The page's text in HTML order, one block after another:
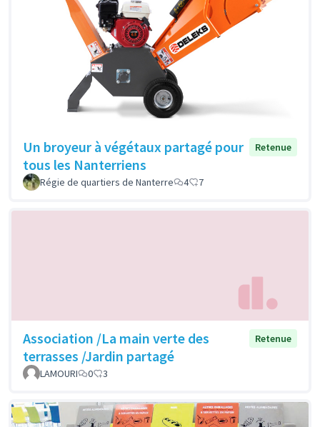
Un broyeur à végétaux partagé pour
tous les Nanterriens
Retenue
Régie de quartiers de Nanterre 4 7
Association /La main verte des
terrasses /Jardin partagé
Retenue
LAMOURI 0 3